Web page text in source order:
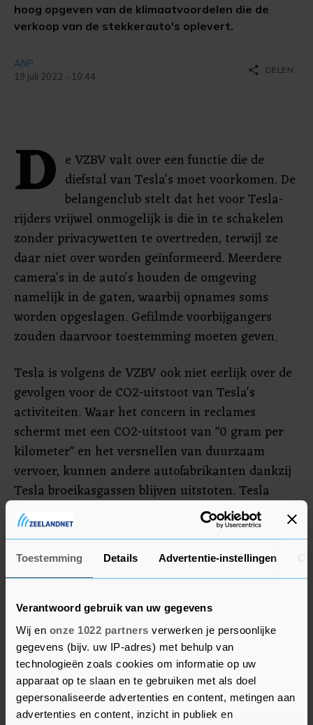
Toestemming Details Advertentie-instellingen
Verantwoord gebruik van uw gegevens
Wij en onze 1022 partners verwerken je persoonlijke
gegevens (bijv. uw IP-adres) met behulp van
technologieën zoals cookies om informatie op uw
apparaat op te slaan en te gebruiken met als doel
gepersonaliseerde advertenties en content, metingen aan
advertenties en content, inzicht in publiek en
hoog opgeven van de klimaatvoordelen die de
verkoop van de stekkerauto's oplevert.
ANP
19 juli 2022 - 10:44
share DELEN
D e VZBV valt over een functie die de
diefstal van Tesla's moet voorkomen. De
belangenclub stelt dat het voor Tesla-
rijders vrijwel onmogelijk is die in te schakelen
zonder privacywetten te overtreden, terwijl ze
daar niet over worden geïnformeerd. Meerdere
camera's in de auto's houden de omgeving
namelijk in de gaten, waarbij opnames soms
worden opgeslagen. Gefilmde voorbijgangers
zouden daarvoor toestemming moeten geven.
Tesla is volgens de VZBV ook niet eerlijk over de
gevolgen voor de CO2-uitstoot van Tesla's
activiteiten. Waar het concern in reclames
schermt met een CO2-uitstoot van "0 gram per
kilometer" en het versnellen van duurzaam
vervoer, kunnen andere autofabrikanten dankzij
Tesla broeikasgassen blijven uitstoten. Tesla
verdient namelijk veel geld met de verkoop van
emissierechten, die het krijgt voor zijn eigen
duurzaamheid, aan fossiele branchegenoten. De
consumentenclub klaagt dat Tesla mensen die
30 van een online verkrijgbaar Engelstalig
milieurapport informatie over kunnen vinden.